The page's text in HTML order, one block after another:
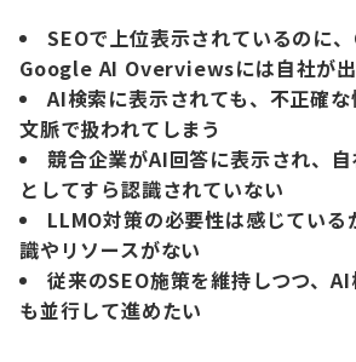
SEOで上位表示されているのに
Google AI Overviewsには自社が
AI検索に表示されても、不正確
文脈で扱われてしまう
競合企業がAI回答に表示され、自
としてすら認識されていない
LLMO対策の必要性は感じている
識やリソースがない
従来のSEO施策を維持しつつ、
も並行して進めたい